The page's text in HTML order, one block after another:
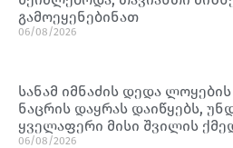
გამოეყენებინათ
06/08/2026
სანამ იმნაძის დედა
ნაცრის დაყრას დაიწყებს,
ყველაფერი მისი შვილის
06/08/2026